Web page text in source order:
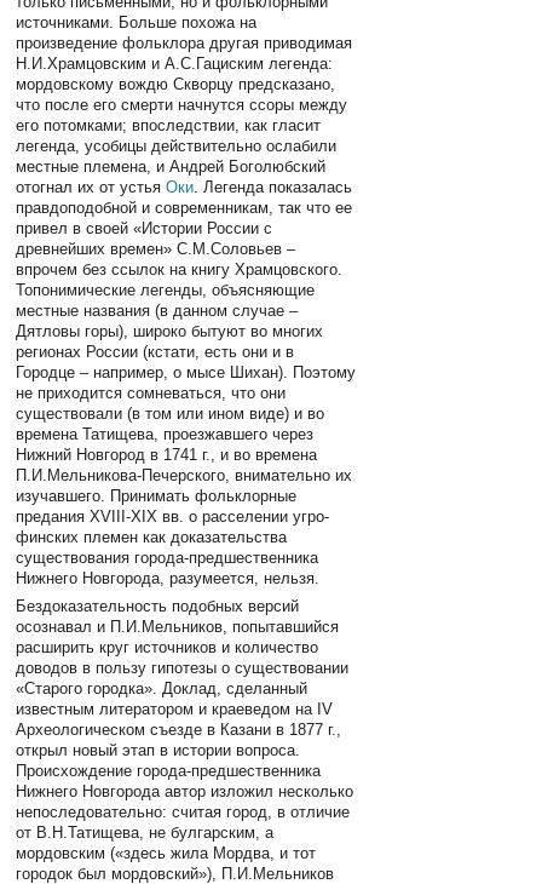
источниками. Больше похожа на
произведение фольклора другая приводимая
Н.И.Храмцовским и А.С.Гациским легенда:
мордовскому вождю Скворцу предсказано,
что после его смерти начнутся ссоры между
его потомками; впоследствии, как гласит
легенда, усобицы действительно ослабили
местные племена, и Андрей Боголюбский
отогнал их от устьяОки. Легенда показалась
правдоподобной и современникам, так что ее
привел в своей «Истории России с
древнейших времен» С.М.Соловьев –
впрочем без ссылок на книгу Храмцовского.
Топонимические легенды, объясняющие
местные названия (в данном случае –
Дятловы горы), широко бытуют во многих
регионах России (кстати, есть они и в
Городце – например, о мысе Шихан). Поэтому
не приходится сомневаться, что они
существовали (в том или ином виде) и во
времена Татищева, проезжавшего через
Нижний Новгород в 1741 г., и во времена
П.И.Мельникова-Печерского, внимательно их
изучавшего. Принимать фольклорные
предания XVIII-XIX вв. о расселении угро-
финских племен как доказательства
существования города-предшественника
Нижнего Новгорода, разумеется, нельзя.
Бездоказательность подобных версий
осознавал и П.И.Мельников, попытавшийся
расширить круг источников и количество
доводов в пользу гипотезы о существовании
«Старого городка». Доклад, сделанный
известным литератором и краеведом на IV
Археологическом съезде в Казани в 1877 г.,
открыл новый этап в истории вопроса.
Происхождение города-предшественника
Нижнего Новгорода автор изложил несколько
непоследовательно: считая город, в отличие
от В.Н.Татищева, не булгарским, а
мордовским («здесь жила Мордва, и тот
городок был мордовский»), П.И.Мельников